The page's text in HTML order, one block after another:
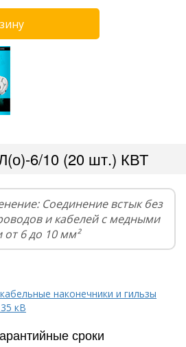
6/10 (20 шт.) КВТ
Соединение встык без
и кабелей с медными
6 до 10 мм²
наконечники и гильзы
кВ
сроки